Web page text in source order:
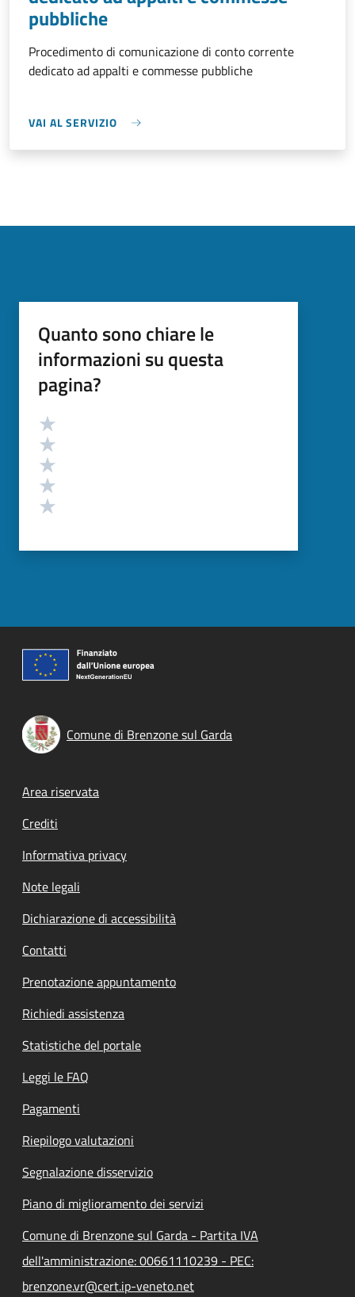
pubbliche
Procedimento di comunicazione di conto corrente
dedicato ad appalti e commesse pubbliche
VAI AL SERVIZIO
Quanto sono chiare le
informazioni su questa
pagina?
Valutazione
Comune di Brenzone sul Garda
Footer menu
Area riservata
Crediti
Informativa privacy
Note legali
Dichiarazione di accessibilità
Contatti
Prenotazione appuntamento
Richiedi assistenza
Statistiche del portale
Leggi le FAQ
Pagamenti
Riepilogo valutazioni
Segnalazione disservizio
Piano di miglioramento dei servizi
Comune di Brenzone sul Garda - Partita IVA
dell'amministrazione: 00661110239 - PEC:
brenzone.vr@cert.ip-veneto.net